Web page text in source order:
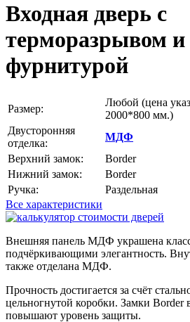
Входная дверь с
терморазрывом и
фурнитурой
Размер:
Любой (цена
2000*800 мм.)
Двусторонняя
отделка:
МДФ
Верхний замок:
Border
Нижний замок:
Border
Ручка:
Раздельная
Все характеристики
Внешняя панель МДФ украшена
подчёркивающими элегантность.
также отделана МДФ.
Прочность достигается за счёт
цельногнутой коробки. Замки Border
повышают уровень защиты.